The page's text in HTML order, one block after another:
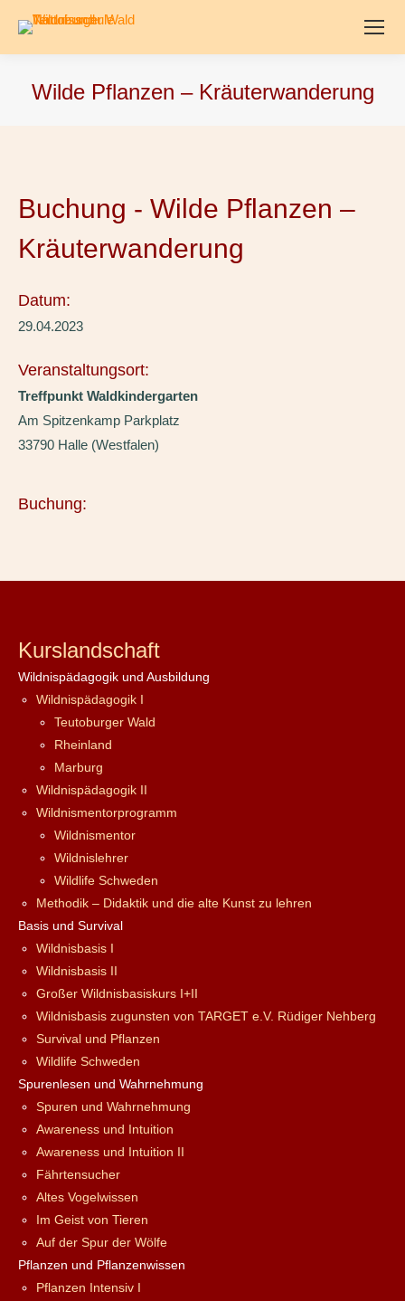
Wilde Pflanzen – Kräuterwanderung
Buchung - Wilde Pflanzen –
Kräuterwanderung
Datum:
29.04.2023
Veranstaltungsort:
Treffpunkt Waldkindergarten
Am Spitzenkamp Parkplatz
33790 Halle (Westfalen)
Buchung:
Kurslandschaft
Wildnispädagogik und Ausbildung
Wildnispädagogik I
Teutoburger Wald
Rheinland
Marburg
Wildnispädagogik II
Wildnismentorprogramm
Wildnismentor
Wildnislehrer
Wildlife Schweden
Methodik – Didaktik und die alte Kunst zu lehren
Basis und Survival
Wildnisbasis I
Wildnisbasis II
Großer Wildnisbasiskurs I+II
Wildnisbasis zugunsten von TARGET e.V. Rüdiger Nehberg
Survival und Pflanzen
Wildlife Schweden
Spurenlesen und Wahrnehmung
Spuren und Wahrnehmung
Awareness und Intuition
Awareness und Intuition II
Fährtensucher
Altes Vogelwissen
Im Geist von Tieren
Auf der Spur der Wölfe
Pflanzen und Pflanzenwissen
Pflanzen Intensiv I